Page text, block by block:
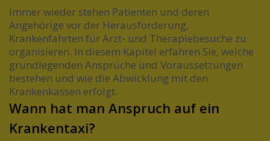
Immer wieder stehen Patienten und deren
Angehörige vor der Herausforderung,
Krankenfahrten für Arzt- und Therapiebesuche zu
organisieren. In diesem Kapitel erfahren Sie, welche
grundlegenden Ansprüche und Voraussetzungen
bestehen und wie die Abwicklung mit den
Krankenkassen erfolgt.
Wann hat man Anspruch auf ein
Krankentaxi?